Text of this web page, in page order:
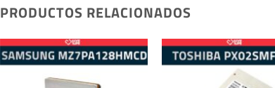
PRODUCTOS RELACIONADOS